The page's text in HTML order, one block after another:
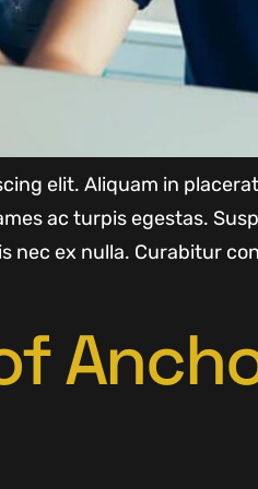
elit. Aliquam in
ac turpis egestas.
nec ex nulla. Curabitur